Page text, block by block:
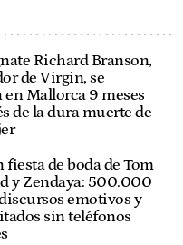
Richard Branson,
de Virgin, se
en Mallorca 9 meses
de la dura muerte de
fiesta de boda de Tom
y Zendaya: 500.000
emotivos y
sin teléfonos